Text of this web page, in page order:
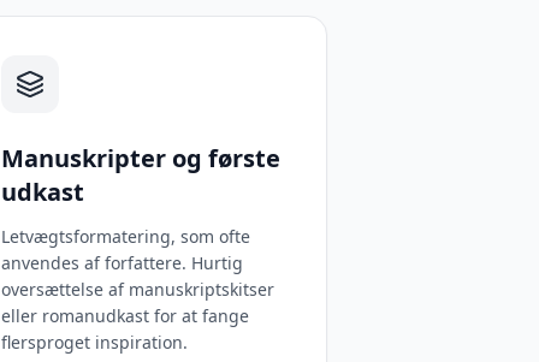
Manuskripter og første
udkast
Letvægtsformatering, som ofte
anvendes af forfattere. Hurtig
oversættelse af manuskriptskitser
eller romanudkast for at fange
flersproget inspiration.